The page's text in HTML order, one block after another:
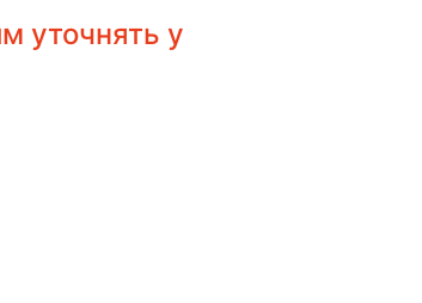
уточнять у